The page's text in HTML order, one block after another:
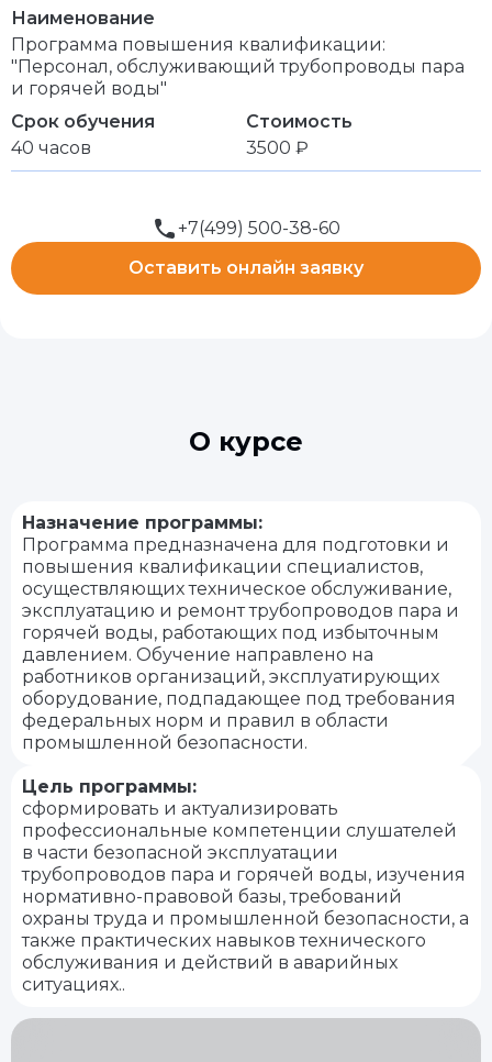
Наименование
Программа повышения квалификации:
"Персонал, обслуживающий трубопроводы пара
и горячей воды"
Срок обучения
40 часов
Стоимость
3500 ₽
+7(499) 500-38-60
Оставить онлайн заявку
О курсе
Назначение программы:
Программа предназначена для подготовки и
повышения квалификации специалистов,
осуществляющих техническое обслуживание,
эксплуатацию и ремонт трубопроводов пара и
горячей воды, работающих под избыточным
давлением. Обучение направлено на
работников организаций, эксплуатирующих
оборудование, подпадающее под требования
федеральных норм и правил в области
промышленной безопасности.
Цель программы:
сформировать и актуализировать
профессиональные компетенции слушателей
в части безопасной эксплуатации
трубопроводов пара и горячей воды, изучения
нормативно-правовой базы, требований
охраны труда и промышленной безопасности, а
также практических навыков технического
обслуживания и действий в аварийных
ситуациях..